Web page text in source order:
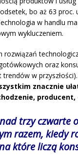
bo aż 63
w handlu
wykluczeniem.
oraz
w
znacznie
trzy czwarte
razem, kiedy
które liczą